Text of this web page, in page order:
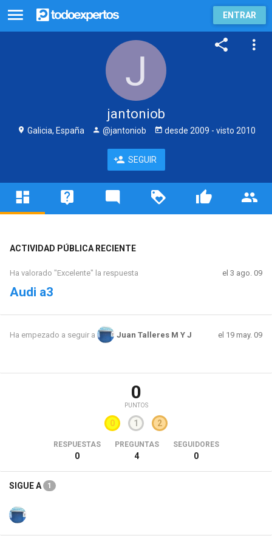
ENTRAR
jantoniob
Galicia, España @jantoniob desde 2009 - visto 2010
SEGUIR
ACTIVIDAD PÚBLICA RECIENTE
Ha valorado "Excelente" la respuesta el 3 ago. 09
Audi a3
Ha empezado a seguir a Juan Talleres M Y J el 19 may. 09
0
PUNTOS
0 1 2
RESPUESTAS
0
PREGUNTAS
4
SEGUIDORES
0
SIGUE A 1